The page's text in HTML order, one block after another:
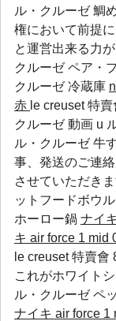
ル・クルーゼ 鯛
権において前提
と運営出来る力
クルーゼ ペア・
クルーゼ 冷蔵庫
赤 le creuset 特
クルーゼ 動画 u
ル・クルーゼ 牛
事、発送のご連
させていただき
ットフードボウル
ホーロー鍋 ナイ
キ air force 1 mid
le creuset 特賣會
これがホワイト
ル・クルーゼ ペ
ナイキ air force 1